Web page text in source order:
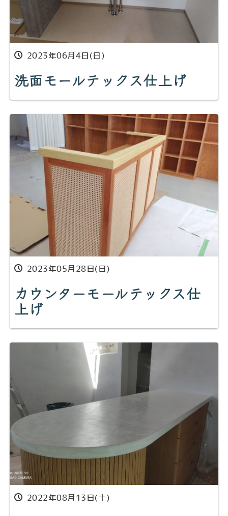
2023年06月4日(日)
洗面モールテックス仕上げ
2023年05月28日(日)
カウンターモールテックス仕
上げ
2022年08月13日(土)